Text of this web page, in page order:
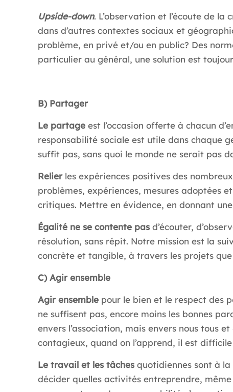
Upside-down. L’observation et l’écoute de
dans d’autres contextes sociaux et
problème, en privé et/ou en public? Des
particulier au général, une solution est
B) Partager
Le partage est l’occasion offerte à chacun
responsabilité sociale est utile dans chaque
suffit pas, sans quoi le monde ne serait pas
Relierles expériences positives des
problèmes, expériences, mesures adoptées
critiques. Mettre en évidence, en donnant
Égalité ne se contente pas d’écouter,
résolution, sans répit. Notre mission est la
concrète et tangible, à travers les projets que
C) Agir ensemble
Agir ensemble pour le bien et le respect des
ne suffisent pas, encore moins les bonnes
envers l’association, mais envers nous tous
contagieux, quand on l’apprend, il est difficile
Le travail et les tâches quotidiennes sont à
décider quelles activités entreprendre,